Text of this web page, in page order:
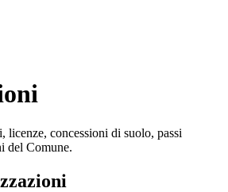
licenze, concessioni di suolo, passi
del Comune.